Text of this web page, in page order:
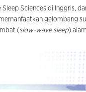
Sciences di Inggris,
gelombang
(slow-wave sleep)